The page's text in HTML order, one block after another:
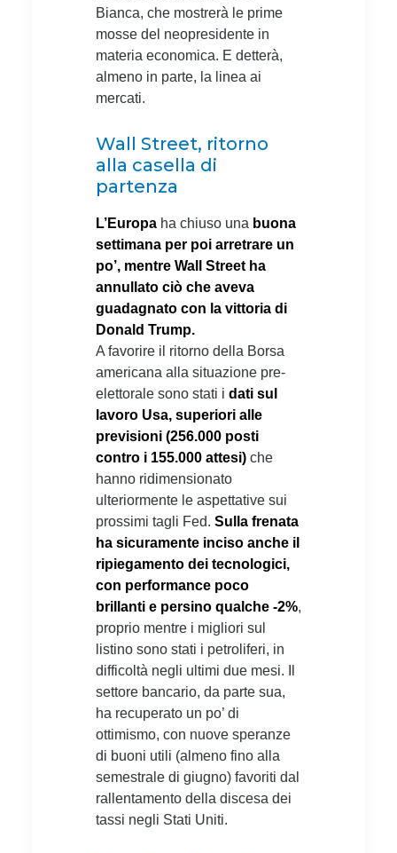
Bianca, che mostrerà le prime
mosse del neopresidente in
materia economica. E detterà,
almeno in parte, la linea ai
mercati.
Wall Street, ritorno
alla casella di
partenza
L’Europa ha chiuso una buona
settimana per poi arretrare un
po’, mentre Wall Street ha
annullato ciò che aveva
guadagnato con la vittoria di
Donald Trump.
A favorire il ritorno della Borsa
americana alla situazione pre-
elettorale sono stati i dati sul
lavoro Usa, superiori alle
previsioni (256.000 posti
contro i 155.000 attesi) che
hanno ridimensionato
ulteriormente le aspettative sui
prossimi tagli Fed. Sulla frenata
ha sicuramente inciso anche il
ripiegamento dei tecnologici,
con performance poco
brillanti e persino qualche -2%,
proprio mentre i migliori sul
listino sono stati i petroliferi, in
difficoltà negli ultimi due mesi. Il
settore bancario, da parte sua,
ha recuperato un po’ di
ottimismo, con nuove speranze
di buoni utili (almeno fino alla
semestrale di giugno) favoriti dal
rallentamento della discesa dei
tassi negli Stati Uniti.